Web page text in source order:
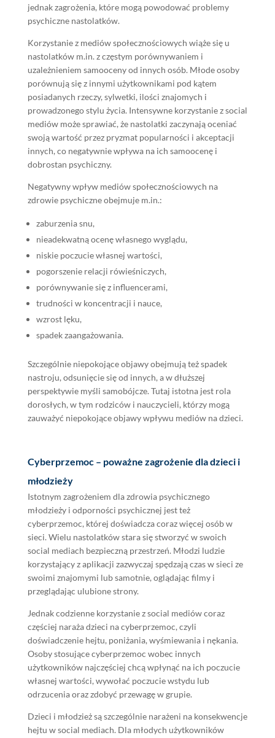
jednak zagrożenia, które mogą powodować problemy
psychiczne nastolatków.
Korzystanie z mediów społecznościowych wiąże się u
nastolatków m.in. z częstym porównywaniem i
uzależnieniem samooceny od innych osób. Młode osoby
porównują się z innymi użytkownikami pod kątem
posiadanych rzeczy, sylwetki, ilości znajomych i
prowadzonego stylu życia. Intensywne korzystanie z social
mediów może sprawiać, że nastolatki zaczynają oceniać
swoją wartość przez pryzmat popularności i akceptacji
innych, co negatywnie wpływa na ich samoocenę i
dobrostan psychiczny.
Negatywny wpływ mediów społecznościowych na
zdrowie psychiczne obejmuje m.in.:
zaburzenia snu,
nieadekwatną ocenę własnego wyglądu,
niskie poczucie własnej wartości,
pogorszenie relacji rówieśniczych,
porównywanie się z influencerami,
trudności w koncentracji i nauce,
wzrost lęku,
spadek zaangażowania.
Szczególnie niepokojące objawy obejmują też spadek
nastroju, odsunięcie się od innych, a w dłuższej
perspektywie myśli samobójcze. Tutaj istotna jest rola
dorosłych, w tym rodziców i nauczycieli, którzy mogą
zauważyć niepokojące objawy wpływu mediów na dzieci.
Cyberprzemoc – poważne zagrożenie dla dzieci i
młodzieży
Istotnym zagrożeniem dla zdrowia psychicznego
młodzieży i odporności psychicznej jest też
cyberprzemoc, której doświadcza coraz więcej osób w
sieci. Wielu nastolatków stara się stworzyć w swoich
social mediach bezpieczną przestrzeń. Młodzi ludzie
korzystający z aplikacji zazwyczaj spędzają czas w sieci ze
swoimi znajomymi lub samotnie, oglądając filmy i
przeglądając ulubione strony.
Jednak codzienne korzystanie z social mediów coraz
częściej naraża dzieci na cyberprzemoc, czyli
doświadczenie hejtu, poniżania, wyśmiewania i nękania.
Osoby stosujące cyberprzemoc wobec innych
użytkowników najczęściej chcą wpłynąć na ich poczucie
własnej wartości, wywołać poczucie wstydu lub
odrzucenia oraz zdobyć przewagę w grupie.
Dzieci i młodzież są szczególnie narażeni na konsekwencje
hejtu w social mediach. Dla młodych użytkowników